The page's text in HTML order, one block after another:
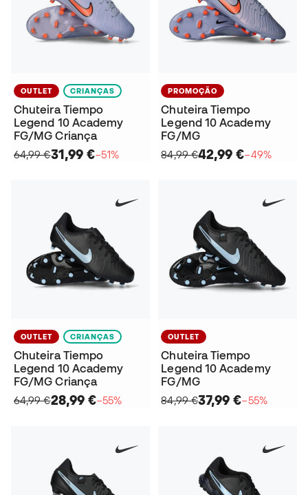
OUTLET CRIANÇAS
Chuteira Tiempo
Legend 10 Academy
FG/MG Criança
64,99 €31,99 €−51%
PROMOÇÃO
Chuteira Tiempo
Legend 10 Academy
FG/MG
84,99 €42,99 €−49%
OUTLET CRIANÇAS
Chuteira Tiempo
Legend 10 Academy
FG/MG Criança
64,99 €28,99 €−55%
OUTLET
Chuteira Tiempo
Legend 10 Academy
FG/MG
84,99 €37,99 €−55%